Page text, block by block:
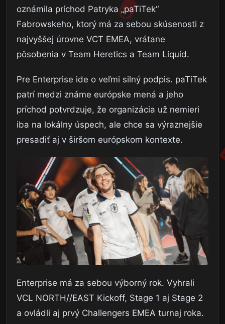
oznámila príchod Patryka „paTiTek“
Fabrowskeho, ktorý má za sebou skúsenosti z
najvyššej úrovne VCT EMEA, vrátane
pôsobenia v Team Heretics a Team Liquid.
Pre Enterprise ide o veľmi silný podpis. paTiTek
patrí medzi známe európske mená a jeho
príchod potvrdzuje, že organizácia už nemieri
iba na lokálny úspech, ale chce sa výraznejšie
presadiť aj v širšom európskom kontexte.
Enterprise má za sebou výborný rok. Vyhrali
VCL NORTH//EAST Kickoff, Stage 1 aj Stage 2
a ovládli aj prvý Challengers EMEA turnaj roka.